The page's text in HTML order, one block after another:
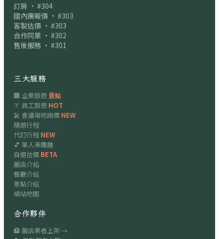
訂房 · #304
國內團報價 · #303
客製估價 · #303
合作同業 · #302
售後服務 · #301
三大服務
🏢 企業旅遊賣點
👔 員工旅遊 HOT
🎤 會議場地詢價 NEW
精選行程
代訂行程 NEW
💕 單人湊團趣
自選估價 BETA
飯店介紹
餐廳介紹
景點介紹
網站地圖
合作夥伴
🏨 飯店業者上架 →